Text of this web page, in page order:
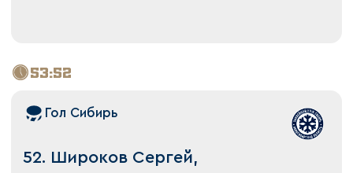
53:52
Гол Сибирь
52. Широков Сергей,